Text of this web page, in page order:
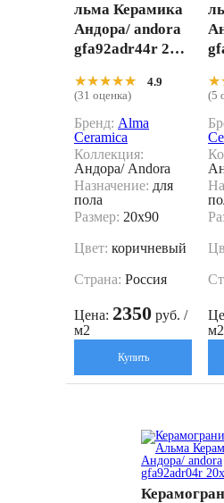
льма Керамика
Андора/ andora
gfa92adr44r 20x
★★★★★
★★★★★
4.9
(31 оценка)
Бренд: Alma
Ceramica
Коллекция:
Андора/ Andora
Назначение: для
пола
Размер: 20x90
Цвет: коричневый
Страна: Россия
Цена: 2350 руб. /
м2
Купить
(5
м2